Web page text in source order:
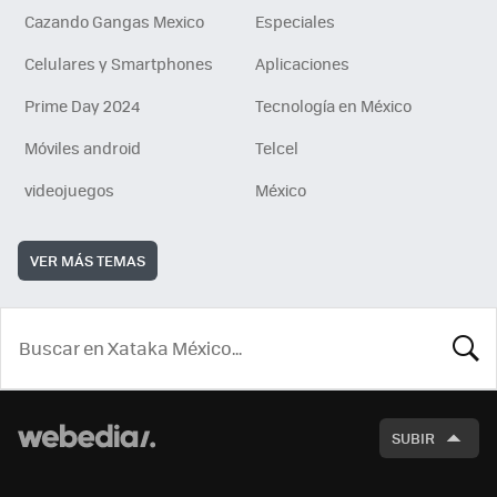
Cazando Gangas Mexico
Especiales
Celulares y Smartphones
Aplicaciones
Prime Day 2024
Tecnología en México
Móviles android
Telcel
videojuegos
México
VER MÁS TEMAS
SUBIR